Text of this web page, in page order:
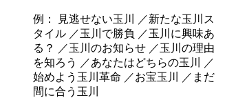
例： 見逃せない玉川 ／新たな玉川ス
タイル ／玉川で勝負 ／玉川に興味あ
る？ ／玉川のお知らせ ／玉川の理由
を知ろう ／あなたはどちらの玉川 ／
始めよう玉川革命 ／お宝玉川 ／まだ
間に合う玉川